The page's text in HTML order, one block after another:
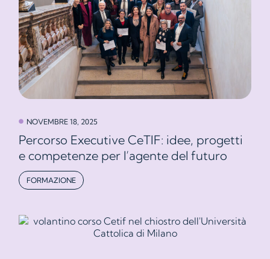
NOVEMBRE 18, 2025
Percorso Executive CeTIF: idee, progetti
e competenze per l’agente del futuro
FORMAZIONE